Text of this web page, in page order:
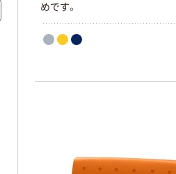
めです。
オリジナル
乾電池 単3